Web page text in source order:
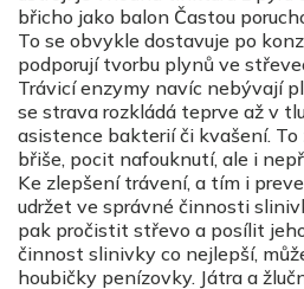
břicho jako balon Častou
To se obvykle dostavuje po
podporují tvorbu plynů ve
Trávicí enzymy navíc nebývají
se strava rozkládá teprve až v
asistence bakterií či kvašení.
břiše, pocit nafouknutí, ale i
Ke zlepšení trávení, a tím i
udržet ve správné činnosti
pak pročistit střevo a posílit
činnost slinivky co nejlepší,
houbičky penízovky. Játra a